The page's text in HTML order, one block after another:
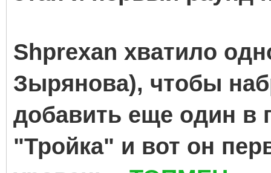
Shprexan хватило
Зырянова), чтобы
добавить еще один в
"Тройка" и вот он